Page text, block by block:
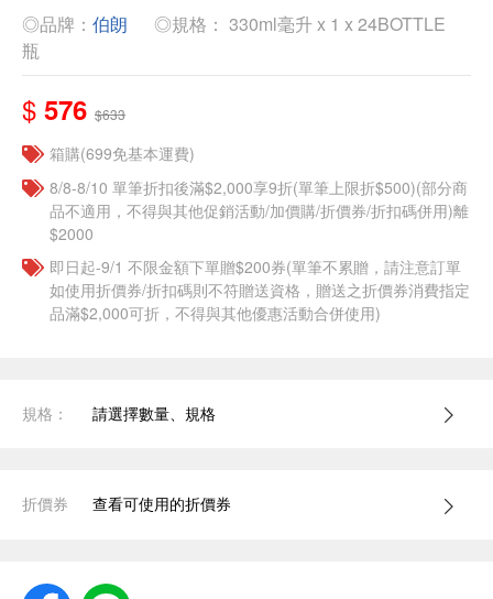
◎品牌： 伯朗
◎規格： 330ml毫升 x 1 x 24BOTTLE
瓶
$ 576 $633
箱購(699免基本運費)
8/8-8/10 單筆折扣後滿$2,000享9折(單筆上限折$500)(部分商
品不適用，不得與其他促銷活動/加價購/折價券/折扣碼併用)離
$2000
即日起-9/1 不限金額下單贈$200券(單筆不累贈，請注意訂單
如使用折價券/折扣碼則不符贈送資格，贈送之折價券消費指定
品滿$2,000可折，不得與其他優惠活動合併使用)
規格： 請選擇數量、規格
折價券 查看可使用的折價券